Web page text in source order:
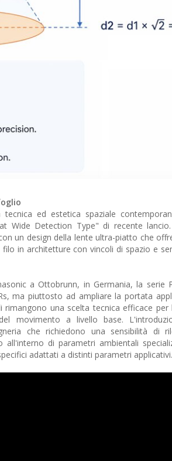
ed estetica spaziale
Wide Detection Type" di recente
un design della lente ultra-piatto che
in architetture con vincoli di spazio e
a Ottobrunn, in Germania, la serie
ma piuttosto ad ampliare la portata
una scelta tecnica efficace
movimento a livello base.
che richiedono una sensibilità di
di parametri ambientali
adattati a distinti parametri applicativi.